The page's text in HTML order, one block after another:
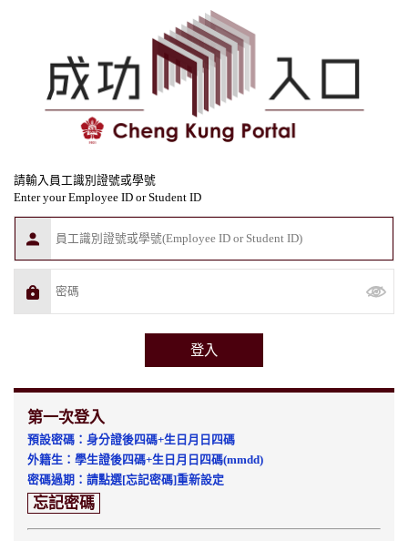
請輸入員工識別證號或學號
Enter your Employee ID or Student ID
登入
第一次登入
預設密碼：身分證後四碼+生日月日四碼
外籍生：學生證後四碼+生日月日四碼(mmdd)
密碼過期：請點選[忘記密碼]重新設定
忘記密碼